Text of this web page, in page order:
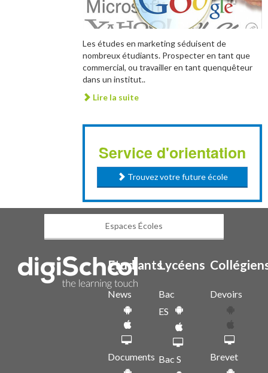
Les études en marketing séduisent de
nombreux étudiants. Prospecter en tant que
commercial, ou travailler en tant quenquêteur
dans un institut..
Lire la suite
Service d'orientation
Trouvez votre future école
Espaces Écoles
Etudiants
News
Documents
Lycéens
Bac
ES
Bac S
Devoirs
Brevet